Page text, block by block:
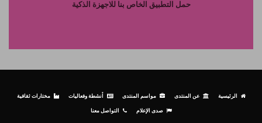
حمل التطبيق الخاص بنا للاجهزة الذكية
الرئيسية عن المنتدى مواسم المنتدى أنشطة وفعاليات مختارات ثقافية
صدى الإعلام التواصل معنا